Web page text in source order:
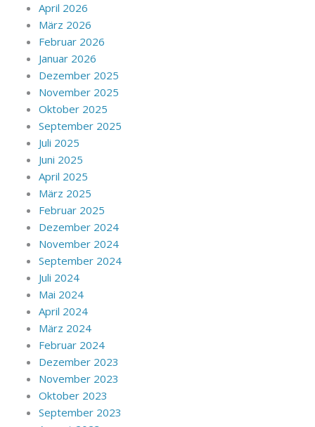
April 2026
März 2026
Februar 2026
Januar 2026
Dezember 2025
November 2025
Oktober 2025
September 2025
Juli 2025
Juni 2025
April 2025
März 2025
Februar 2025
Dezember 2024
November 2024
September 2024
Juli 2024
Mai 2024
April 2024
März 2024
Februar 2024
Dezember 2023
November 2023
Oktober 2023
September 2023